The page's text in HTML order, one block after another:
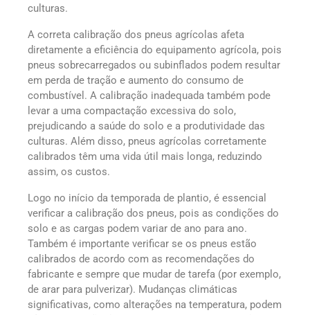
culturas.
A correta calibração dos pneus agrícolas afeta
diretamente a eficiência do equipamento agrícola, pois
pneus sobrecarregados ou subinflados podem resultar
em perda de tração e aumento do consumo de
combustível. A calibração inadequada também pode
levar a uma compactação excessiva do solo,
prejudicando a saúde do solo e a produtividade das
culturas. Além disso, pneus agrícolas corretamente
calibrados têm uma vida útil mais longa, reduzindo
assim, os custos.
Logo no início da temporada de plantio, é essencial
verificar a calibração dos pneus, pois as condições do
solo e as cargas podem variar de ano para ano.
Também é importante verificar se os pneus estão
calibrados de acordo com as recomendações do
fabricante e sempre que mudar de tarefa (por exemplo,
de arar para pulverizar). Mudanças climáticas
significativas, como alterações na temperatura, podem